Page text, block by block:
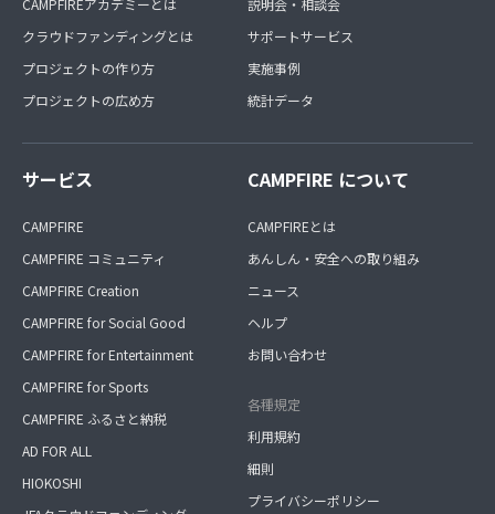
CAMPFIREアカデミーとは
クラウドファンディングとは
プロジェクトの作り方
プロジェクトの広め方
説明会・相談会
サポートサービス
実施事例
統計データ
サービス
CAMPFIRE
CAMPFIRE コミュニティ
CAMPFIRE Creation
CAMPFIRE for Social Good
CAMPFIRE for Entertainment
CAMPFIRE for Sports
CAMPFIRE ふるさと納税
AD FOR ALL
HIOKOSHI
CAMPFIRE について
CAMPFIREとは
あんしん・安全への取り組み
ニュース
ヘルプ
お問い合わせ
各種規定
利用規約
細則
プライバシーポリシー